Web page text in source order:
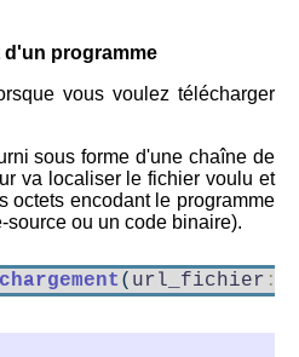
d'un programme
vous voulez télécharger
sous forme d'une chaîne de
va localiser le fichier voulu et
octets encodant le programme
source ou un code binaire).
( url_fichier :